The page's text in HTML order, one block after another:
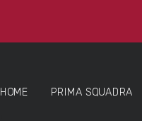
HOME PRIMA SQUADRA